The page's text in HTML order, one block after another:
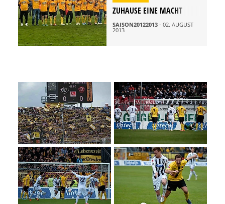
ZUHAUSE EINE MACHT
SAISON20122013 - 02. AUGUST
2013